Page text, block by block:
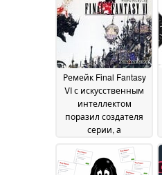
Ремейк Final Fantasy
VI с искусственным
интеллектом
поразил создателя
серии, а
ответили отказом
May 2026